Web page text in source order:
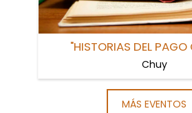
"HISTORIAS DEL PAGO
Chuy
MÁS EVENTOS